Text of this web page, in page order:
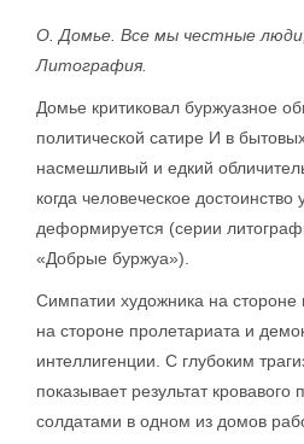
О. Домье. Все мы честные
Литография.
Домье критиковал буржуазное
политической сатире И в
насмешливый и едкий
когда человеческое достоинство
деформируется (серии
«Добрые буржуа»).
Симпатии художника на
на стороне пролетариата и
интеллигенции. С глубоким
показывает результат
солдатами в одном из домов